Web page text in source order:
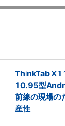
ThinkTab
10.95型
前線の現場の
産性